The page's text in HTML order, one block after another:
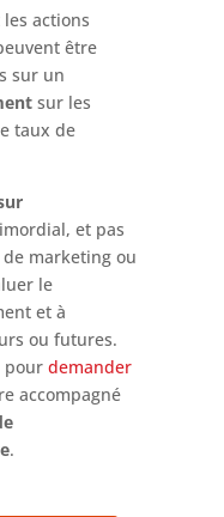
actions
être
sur un
sur les
taux de
et pas
marketing ou
le
et à
ou futures.
pour demander
accompagné
.